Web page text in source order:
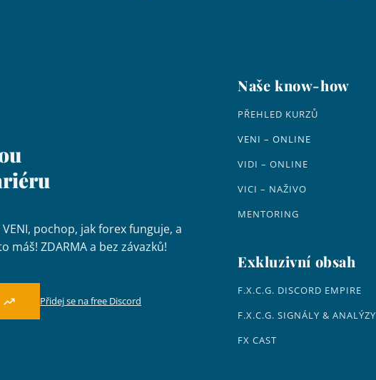
pochop, jak forex funguje, a
máš! ZDARMA a bez závazků!
Přidej se na free Discord
Naše know-how
PŘEHLED KURZŮ
VENI – ONLINE
VIDI – ONLINE
VICI – NAŽIVO
MENTORING
Exkluzivní obsah
F.X.C.G. DISCORD EMPIRE
F.X.C.G. SIGNÁLY & ANALÝZY
FX CAST